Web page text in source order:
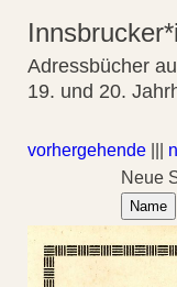
Adressbücher
19. und 20.
vorhergehende
Neue
Name